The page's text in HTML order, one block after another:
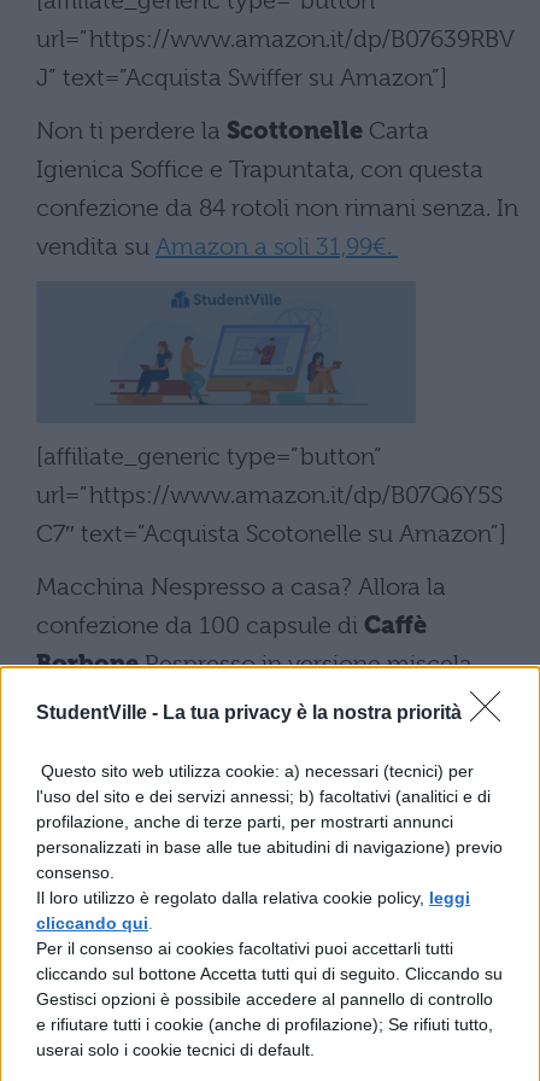
StudentVille - La tua privacy è la nostra priorità
Questo sito web utilizza cookie: a) necessari (tecnici) per
l'uso del sito e dei servizi annessi; b) facoltativi (analitici e di
profilazione, anche di terze parti, per mostrarti annunci
personalizzati in base alle tue abitudini di navigazione) previo
consenso.
Il loro utilizzo è regolato dalla relativa cookie policy, leggi
cliccando qui
Per il consenso ai cookies facoltativi puoi accettarli tutti
cliccando sul bottone Accetta tutti qui di seguito. Cliccando su
Gestisci opzioni è possibile accedere al pannello di controllo
e rifiutare tutti i cookie (anche di profilazione); Se rifiuti tutto,
userai solo i cookie tecnici di default.
url=”https://www.amazon.it/dp/B07639RBV
J” text=”Acquista Swiffer su Amazon”]
Non ti perdere la Scottonelle Carta
Igienica Soffice e Trapuntata, con questa
confezione da 84 rotoli non rimani senza. In
vendita su Amazon a soli 31,99€.
[affiliate_generic type=”button”
url=”https://www.amazon.it/dp/B07Q6Y5S
C7″ text=”Acquista Scotonelle su Amazon”]
Macchina Nespresso a casa? Allora la
confezione da 100 capsule di Caffè
BorboneRespresso in versione miscela
rossa ti torna utile. In vendita su Amazon a
[affiliate_generic type=”button”
url=”https://www.amazon.it/dp/B06W54N
MJY” text=”Acquista Caffè Borbone su
Amazon”]